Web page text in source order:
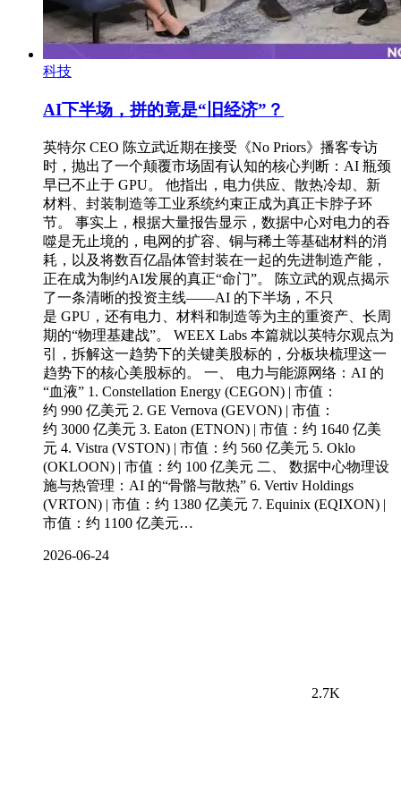
科技
AI下半场，拼的竟是“旧经济”？
英特尔 CEO 陈立武近期在接受《No Priors》播客专访
时，抛出了一个颠覆市场固有认知的核心判断：AI 瓶颈
早已不止于 GPU。 他指出，电力供应、散热冷却、新
材料、封装制造等工业系统约束正成为真正卡脖子环
节。 事实上，根据大量报告显示，数据中心对电力的吞
噬是无止境的，电网的扩容、铜与稀土等基础材料的消
耗，以及将数百亿晶体管封装在一起的先进制造产能，
正在成为制约AI发展的真正“命门”。 陈立武的观点揭示
了一条清晰的投资主线——AI 的下半场，不只
是 GPU，还有电力、材料和制造等为主的重资产、长周
期的“物理基建战”。 WEEX Labs 本篇就以英特尔观点为
引，拆解这一趋势下的关键美股标的，分板块梳理这一
趋势下的核心美股标的。 一、 电力与能源网络：AI 的
“血液” 1. Constellation Energy (CEGON) | 市值：
约 990 亿美元 2. GE Vernova (GEVON) | 市值：
约 3000 亿美元 3. Eaton (ETNON) | 市值：约 1640 亿美
元 4. Vistra (VSTON) | 市值：约 560 亿美元 5. Oklo
(OKLOON) | 市值：约 100 亿美元 二、 数据中心物理设
施与热管理：AI 的“骨骼与散热” 6. Vertiv Holdings
(VRTON) | 市值：约 1380 亿美元 7. Equinix (EQIXON) |
市值：约 1100 亿美元…
2026-06-24
2.7K